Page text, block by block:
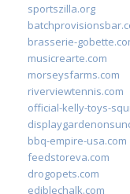
sportszilla.org
brasserie-
musicrearte.com
morseysfarms.com
riverviewtennis.com
official-kelly-toys-
bbq-empire-usa.com
feedstoreva.com
drogopets.com
ediblechalk.com